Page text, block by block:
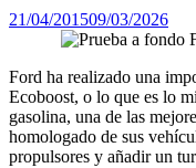
21/04/201509/03/2026
Ford ha realizado una
Ecoboost, o lo que es lo
gasolina, una de las
homologado de sus
propulsores y añadir un